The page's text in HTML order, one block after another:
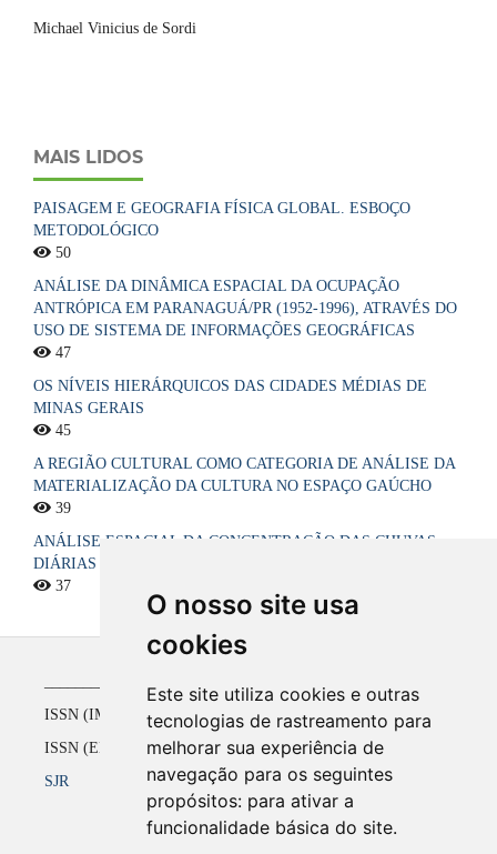
O nosso site usa
cookies
Este site utiliza cookies e outras
tecnologias de rastreamento para
melhorar sua experiência de
navegação para os seguintes
propósitos: para ativar a
funcionalidade básica do site.
Michael Vinicius de Sordi
MAIS LIDOS
PAISAGEM E GEOGRAFIA FÍSICA GLOBAL. ESBOÇO
METODOLÓGICO
50
ANÁLISE DA DINÂMICA ESPACIAL DA OCUPAÇÃO
ANTRÓPICA EM PARANAGUÁ/PR (1952-1996), ATRAVÉS DO
USO DE SISTEMA DE INFORMAÇÕES GEOGRÁFICAS
47
OS NÍVEIS HIERÁRQUICOS DAS CIDADES MÉDIAS DE
MINAS GERAIS
45
A REGIÃO CULTURAL COMO CATEGORIA DE ANÁLISE DA
MATERIALIZAÇÃO DA CULTURA NO ESPAÇO GAÚCHO
39
ANÁLISE ESPACIAL DA CONCENTRAÇÃO DAS CHUVAS
DIÁRIAS NO ESTADO DA PARAÍBA, BRASIL
37
ISSN (IMPRESSO) 1516-4136 até 2008
ISSN (ELETRÔNICO) 2177-2738 a partir de 2009
SJR